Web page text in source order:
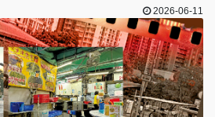
2026-06-11